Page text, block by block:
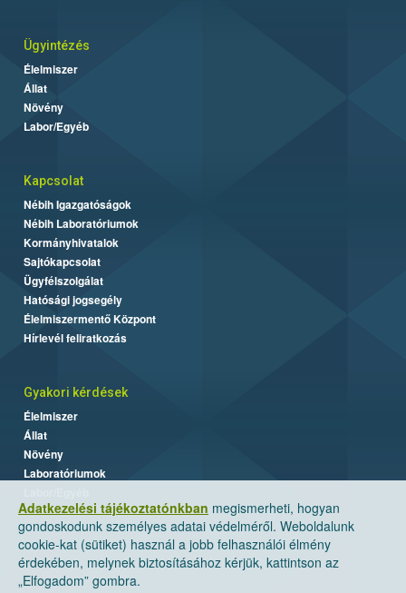
Adatkezelési tájékoztatónkban megismerheti, hogyan
gondoskodunk személyes adatai védelméről. Weboldalunk
cookie-kat (sütiket) használ a jobb felhasználói élmény
érdekében, melynek biztosításához kérjük, kattintson az
„Elfogadom” gombra.
Ügyintézés
Élelmiszer
Állat
Növény
Labor/Egyéb
Kapcsolat
Nébih Igazgatóságok
Nébih Laboratóriumok
Kormányhivatalok
Sajtókapcsolat
Ügyfélszolgálat
Hatósági jogsegély
Élelmiszermentő Központ
Hírlevél feliratkozás
Gyakori kérdések
Élelmiszer
Állat
Növény
Laboratóriumok